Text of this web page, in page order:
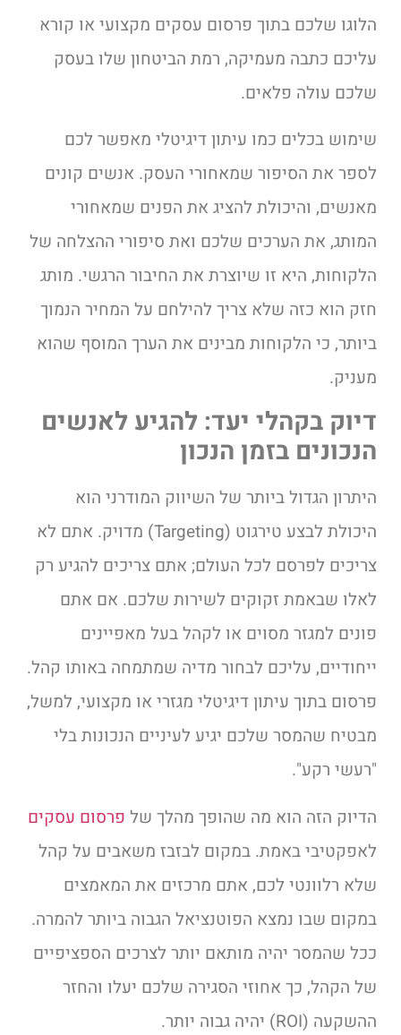
הלוגו שלכם בתוך פרסום עסקים מקצועי או קורא
עליכם כתבה מעמיקה, רמת הביטחון שלו בעסק
שלכם עולה פלאים.
שימוש בכלים כמו עיתון דיגיטלי מאפשר לכם
לספר את הסיפור שמאחורי העסק. אנשים קונים
מאנשים, והיכולת להציג את הפנים שמאחורי
המותג, את הערכים שלכם ואת סיפורי ההצלחה של
הלקוחות, היא זו שיוצרת את החיבור הרגשי. מותג
חזק הוא כזה שלא צריך להילחם על המחיר הנמוך
ביותר, כי הלקוחות מבינים את הערך המוסף שהוא
מעניק.
דיוק בקהלי יעד: להגיע לאנשים
הנכונים בזמן הנכון
היתרון הגדול ביותר של השיווק המודרני הוא
היכולת לבצע טירגוט (Targeting) מדויק. אתם לא
צריכים לפרסם לכל העולם; אתם צריכים להגיע רק
לאלו שבאמת זקוקים לשירות שלכם. אם אתם
פונים למגזר מסוים או לקהל בעל מאפיינים
ייחודיים, עליכם לבחור מדיה שמתמחה באותו קהל.
פרסום בתוך עיתון דיגיטלי מגזרי או מקצועי, למשל,
מבטיח שהמסר שלכם יגיע לעיניים הנכונות בלי
"רעשי רקע".
הדיוק הזה הוא מה שהופך מהלך של פרסום עסקים
לאפקטיבי באמת. במקום לבזבז משאבים על קהל
שלא רלוונטי לכם, אתם מרכזים את המאמצים
במקום שבו נמצא הפוטנציאל הגבוה ביותר להמרה.
ככל שהמסר יהיה מותאם יותר לצרכים הספציפיים
של הקהל, כך אחוזי הסגירה שלכם יעלו והחזר
ההשקעה (ROI) יהיה גבוה יותר.